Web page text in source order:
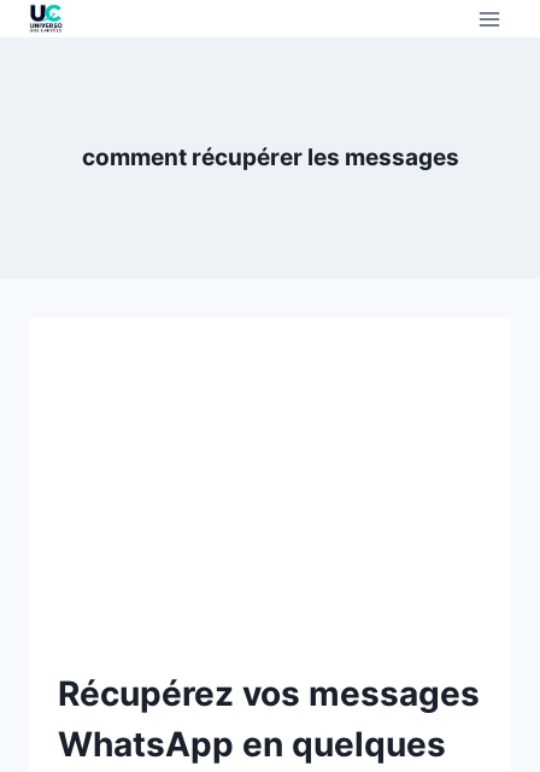
comment récupérer les messages
Récupérez vos messages
WhatsApp en quelques